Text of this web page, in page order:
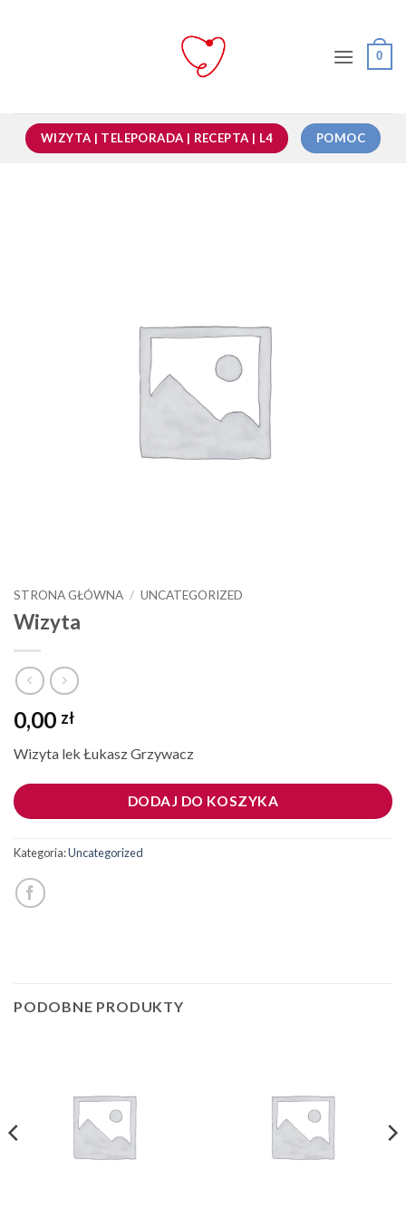
0
WIZYTA | TELEPORADA | RECEPTA | L4 POMOC
STRONA GŁÓWNA / UNCATEGORIZED
Wizyta
0,00 zł
Wizyta lek Łukasz Grzywacz
DODAJ DO KOSZYKA
Kategoria:Uncategorized
PODOBNE PRODUKTY